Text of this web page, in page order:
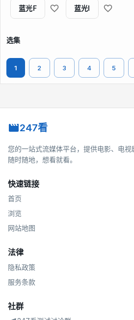
蓝光F 蓝光I
选集
1 2 3 4 5
247看
您的一站式流媒体平台，提供电影、电视
随时随地，想看就看。
快速链接
首页
浏览
网站地图
法律
隐私政策
服务条款
社群